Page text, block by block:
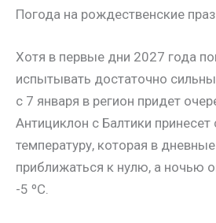
Погода на рождественские
Хотя в первые дни 2027 года
испытывать достаточно
с 7 января в регион придет
Антициклон с Балтики
температуру, которая в
приближаться к нулю, а ночью
-5 ºС.